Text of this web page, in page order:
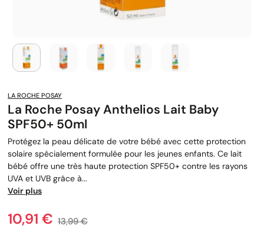
LA ROCHE POSAY
La Roche Posay Anthelios Lait Baby
SPF50+ 50ml
Protégez la peau délicate de votre bébé avec cette protection
solaire spécialement formulée pour les jeunes enfants. Ce lait
bébé offre une très haute protection SPF50+ contre les rayons
UVA et UVB grâce à...
Voir plus
Prix
10,91 € Prix de base
13,99 €